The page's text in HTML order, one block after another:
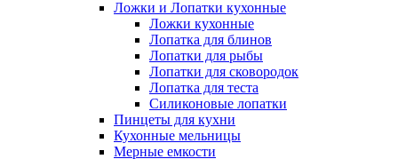
Ложки и Лопатки кухонные
Ложки кухонные
Лопатка для блинов
Лопатки для рыбы
Лопатки для сковородок
Лопатка для теста
Силиконовые лопатки
Пинцеты для кухни
Кухонные мельницы
Мерные емкости